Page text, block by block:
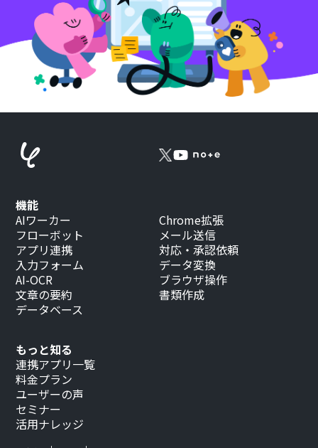
もっと知る
連携アプリ一覧
料金プラン
ユーザーの声
セミナー
活用ナレッジ
機能
AIワーカー
フローボット
アプリ連携
入力フォーム
AI-OCR
文章の要約
データベース
Chrome拡張
メール送信
対応・承認依頼
データ変換
ブラウザ操作
書類作成